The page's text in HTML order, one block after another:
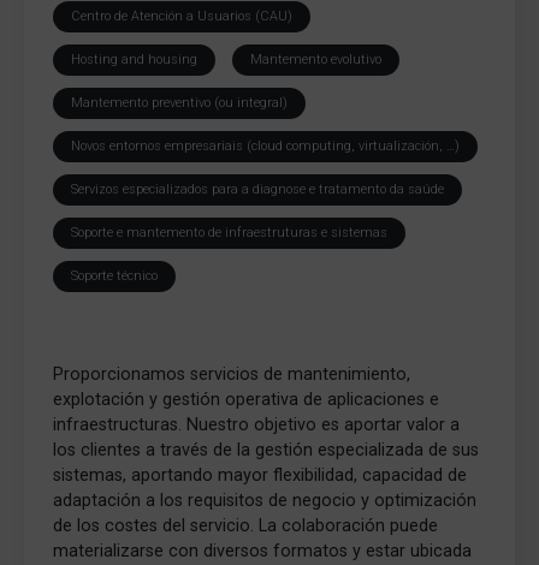
Centro de Atención a Usuarios (CAU)
Hosting and housing Mantemento evolutivo
Mantemento preventivo (ou integral)
Novos entornos empresariais (cloud computing, virtualización, …)
Servizos especializados para a diagnose e tratamento da saúde
Soporte e mantemento de infraestruturas e sistemas
Soporte técnico
Proporcionamos servicios de mantenimiento,
explotación y gestión operativa de aplicaciones e
infraestructuras. Nuestro objetivo es aportar valor a
los clientes a través de la gestión especializada de sus
sistemas, aportando mayor flexibilidad, capacidad de
adaptación a los requisitos de negocio y optimización
de los costes del servicio. La colaboración puede
materializarse con diversos formatos y estar ubicada